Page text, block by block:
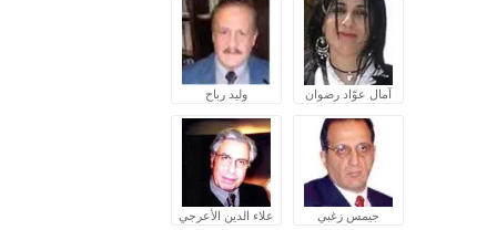
آمال عوّاد رضوان وليد رباح
جيمس زغبي علاء الدين الأعرجي